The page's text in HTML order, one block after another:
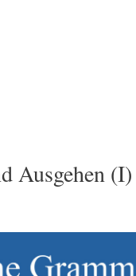
Ausgehen (I)